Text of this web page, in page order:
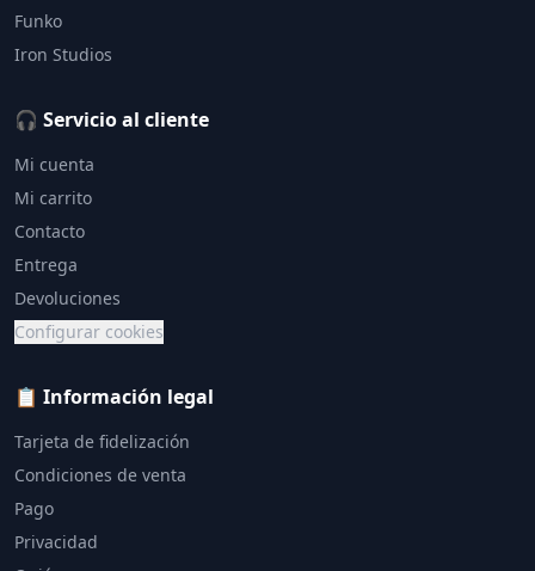
Funko
Iron Studios
🎧 Servicio al cliente
Mi cuenta
Mi carrito
Contacto
Entrega
Devoluciones
Configurar cookies
📋 Información legal
Tarjeta de fidelización
Condiciones de venta
Pago
Privacidad